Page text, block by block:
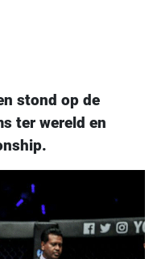
stond op de
ter wereld en